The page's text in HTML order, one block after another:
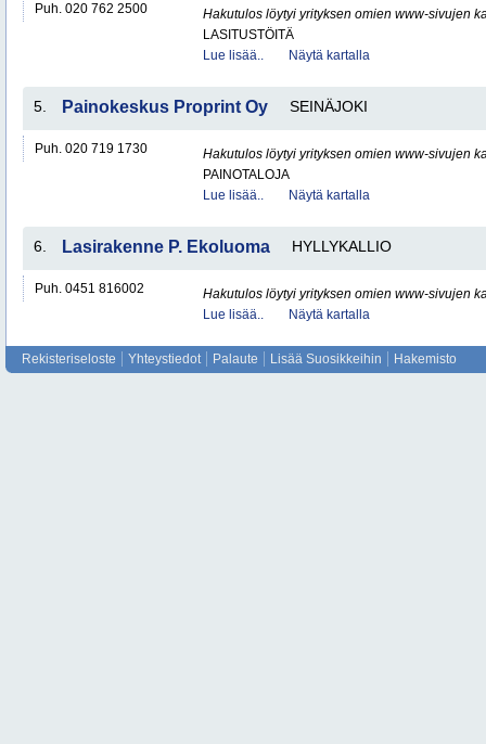
Puh. 020 762 2500
Hakutulos löytyi yrityksen omien www-sivujen
LASITUSTÖITÄ
Lue lisää..
Näytä kartalla
5. Painokeskus Proprint Oy SEINÄJOKI
Puh. 020 719 1730
Hakutulos löytyi yrityksen omien www-sivujen
PAINOTALOJA
Lue lisää..
Näytä kartalla
6. Lasirakenne P. Ekoluoma HYLLYKALLIO
Puh. 0451 816002
Hakutulos löytyi yrityksen omien www-sivujen
Lue lisää..
Näytä kartalla
Rekisteriseloste Yhteystiedot Palaute Lisää Suosikkeihin Hakemisto